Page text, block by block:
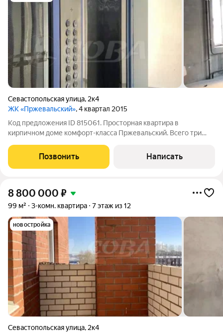
Севастопольская улица, 2к4
ЖК «Пржевальский», 4 квартал 2015
Код предложения ID 815061. Просторная квартира в
кирпичном доме комфорт-класса Пржевальский. Всего три
грузовой и пассажирский. Квартира расположена на
комфортном шестом этаже.В квартире
Позвонить Написать
8 800 000 ₽
99 м² 3-комн. квартира 7 этаж из 12
новостройка
Севастопольская улица, 2к4